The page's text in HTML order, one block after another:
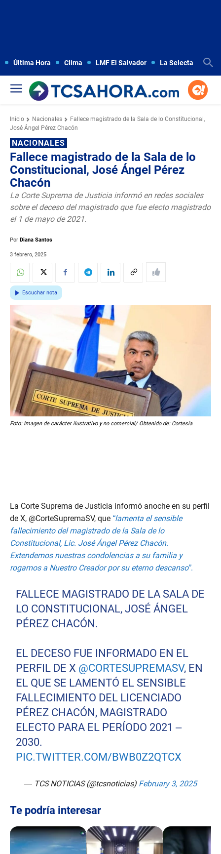
Última Hora Clima LMF El Salvador La Selecta
Inicio Nacionales
Fallece magistrado de la Sala de lo Constitucional,
José Ángel Pérez Chacón
NACIONALES
Fallece magistrado de la Sala de lo
Constitucional, José Ángel Pérez
Chacón
La Corte Suprema de Justicia informó en redes sociales
sobre el deceso del magistrado que fue electo magistrado
el 1 de mayo de 2021.
Por Diana Santos
3 febrero, 2025
Escuchar nota
Foto: Imagen de carácter ilustrativo y no comercial/ Obtenido de: Cortesía
La Corte Suprema de Justicia informó anoche en su perfil
de X, @CorteSupremaSV, que “lamenta el sensible
fallecimiento del magistrado de la Sala de lo
Constitucional, Lic. José Ángel Pérez Chacón.
Extendemos nuestras condolencias a su familia y
rogamos a Nuestro Creador por su eterno descanso”.
FALLECE MAGISTRADO DE LA SALA DE
LO CONSTITUCIONAL, JOSÉ ÁNGEL
PÉREZ CHACÓN.
EL DECESO FUE INFORMADO EN EL
PERFIL DE X @CORTESUPREMASV, EN
EL QUE SE LAMENTÓ EL SENSIBLE
FALLECIMIENTO DEL LICENCIADO
PÉREZ CHACÓN, MAGISTRADO
ELECTO PARA EL PERÍODO 2021 –
2030.
PIC.TWITTER.COM/BWB0Z2QTCX
— TCS NOTICIAS (@tcsnoticias) February 3, 2025
Te podría interesar